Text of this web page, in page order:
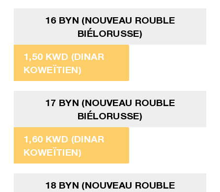
16 BYN (NOUVEAU ROUBLE
BIÉLORUSSE)
1,50 KWD (DINAR
KOWEÏTIEN)
17 BYN (NOUVEAU ROUBLE
BIÉLORUSSE)
1,60 KWD (DINAR
KOWEÏTIEN)
18 BYN (NOUVEAU ROUBLE